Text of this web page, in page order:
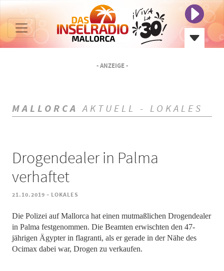
- ANZEIGE -
MALLORCA AKTUELL - LOKALES
Drogendealer in Palma
verhaftet
21.10.2019 - LOKALES
Die Polizei auf Mallorca hat einen mutmaßlichen Drogendealer
in Palma festgenommen. Die Beamten erwischten den 47-
jährigen Ägypter in flagranti, als er gerade in der Nähe des
Ocimax dabei war, Drogen zu verkaufen.